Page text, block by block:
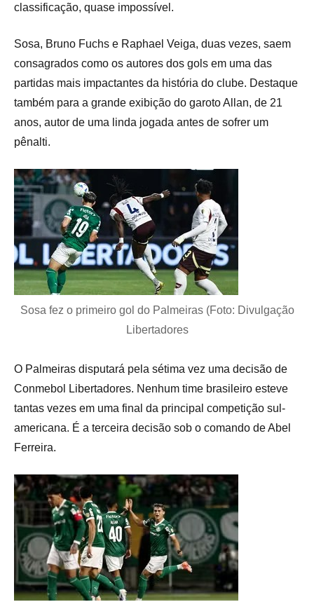
classificação, quase impossível.
Sosa, Bruno Fuchs e Raphael Veiga, duas vezes, saem
consagrados como os autores dos gols em uma das
partidas mais impactantes da história do clube. Destaque
também para a grande exibição do garoto Allan, de 21
anos, autor de uma linda jogada antes de sofrer um
pênalti.
Sosa fez o primeiro gol do Palmeiras (Foto: Divulgação
Libertadores
O Palmeiras disputará pela sétima vez uma decisão de
Conmebol Libertadores. Nenhum time brasileiro esteve
tantas vezes em uma final da principal competição sul-
americana. É a terceira decisão sob o comando de Abel
Ferreira.